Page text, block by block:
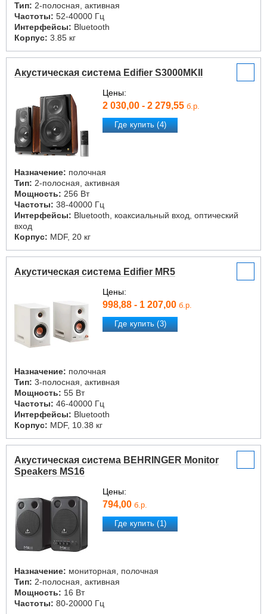
Тип: 2-полосная, активная
Частоты: 52-40000 Гц
Интерфейсы: Bluetooth
Корпус: 3.85 кг
Акустическая система Edifier S3000MKII
Цены:
2 030,00 - 2 279,55 б.р.
Где купить (4)
Назначение: полочная
Тип: 2-полосная, активная
Мощность: 256 Вт
Частоты: 38-40000 Гц
Интерфейсы: Bluetooth, коаксиальный вход, оптический
вход
Корпус: MDF, 20 кг
Акустическая система Edifier MR5
Цены:
998,88 - 1 207,00 б.р.
Где купить (3)
Назначение: полочная
Тип: 3-полосная, активная
Мощность: 55 Вт
Частоты: 46-40000 Гц
Интерфейсы: Bluetooth
Корпус: MDF, 10.38 кг
Акустическая система BEHRINGER Monitor
Speakers MS16
Цены:
794,00 б.р.
Где купить (1)
Назначение: мониторная, полочная
Тип: 2-полосная, активная
Мощность: 16 Вт
Частоты: 80-20000 Гц